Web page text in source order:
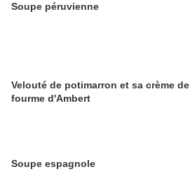
Soupe péruvienne
Velouté de potimarron et sa crème de
fourme d'Ambert
Soupe espagnole